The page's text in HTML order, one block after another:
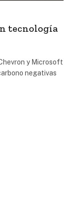
tecnología
y Microsoft
negativas